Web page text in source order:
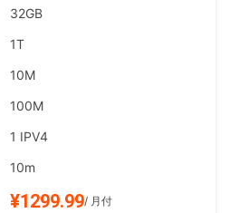
32GB
1T
10M
100M
1 IPV4
10m
¥1299.99/ 月付